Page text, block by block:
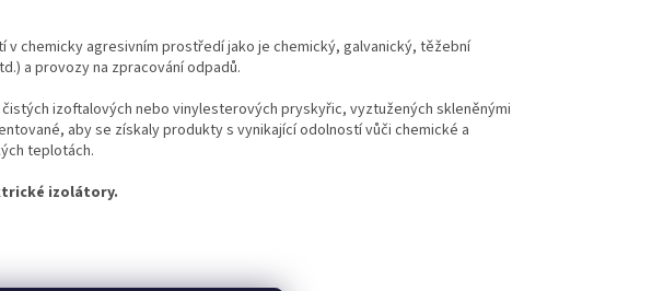
v chemicky agresivním prostředí jako je chemický, galvanický, těžební
a provozy na zpracování odpadů.
izoftalových nebo vinylesterových pryskyřic, vyztužených skleněnými
aby se získaly produkty s vynikající odolností vůči chemické a
teplotách.
izolátory.